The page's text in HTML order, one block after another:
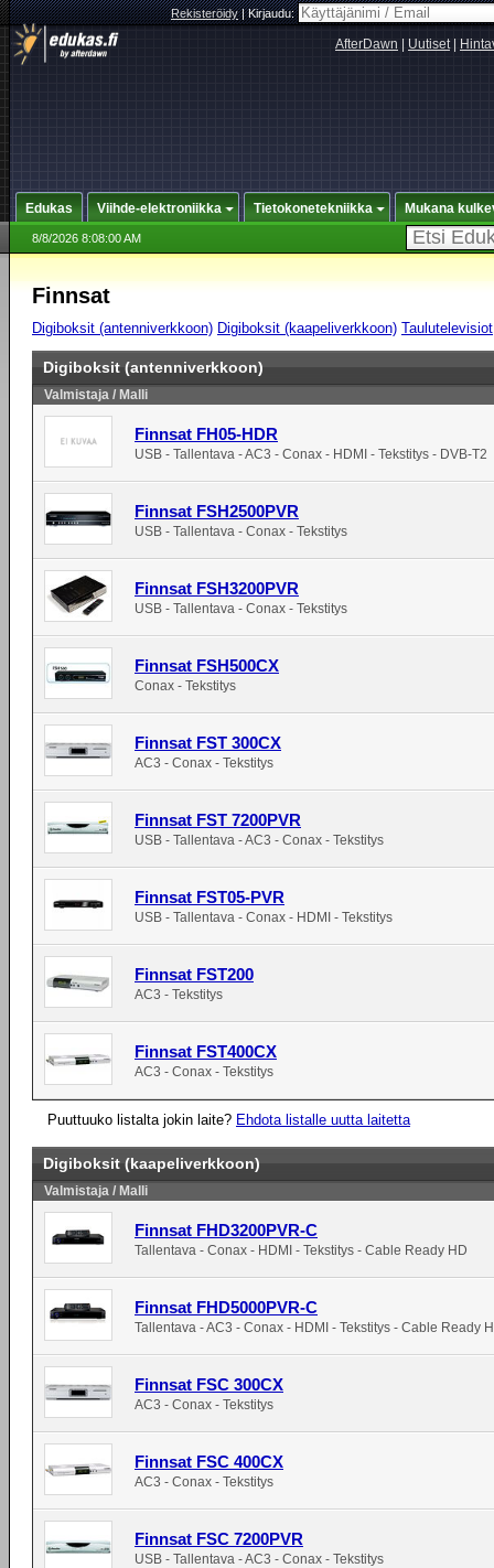
Rekisteröidy|Kirjaudu:
AfterDawn Uutiset|
Edukas Viihde-elektroniikka Tietokonetekniikka Mukana
8/8/2026 8:08:00 AM
Finnsat
Digiboksit (antenniverkkoon) Digiboksit (kaapeliverkkoon) Taulutelevisiot
Digiboksit (antenniverkkoon)
Valmistaja / Malli
Finnsat FH05-HDR
USB - Tallentava - AC3 - Conax - HDMI - Tekstitys - DVB-T2
Finnsat FSH2500PVR
USB - Tallentava - Conax - Tekstitys
Finnsat FSH3200PVR
USB - Tallentava - Conax - Tekstitys
Finnsat FSH500CX
Conax - Tekstitys
Finnsat FST 300CX
AC3 - Conax - Tekstitys
Finnsat FST 7200PVR
USB - Tallentava - AC3 - Conax - Tekstitys
Finnsat FST05-PVR
USB - Tallentava - Conax - HDMI - Tekstitys
Finnsat FST200
AC3 - Tekstitys
Finnsat FST400CX
AC3 - Conax - Tekstitys
Puuttuuko listalta jokin laite? Ehdota listalle uutta laitetta
Digiboksit (kaapeliverkkoon)
Valmistaja / Malli
Finnsat FHD3200PVR-C
Tallentava - Conax - HDMI - Tekstitys - Cable Ready HD
Finnsat FHD5000PVR-C
Tallentava - AC3 - Conax - HDMI - Tekstitys - Cable Ready
Finnsat FSC 300CX
AC3 - Conax - Tekstitys
Finnsat FSC 400CX
AC3 - Conax - Tekstitys
Finnsat FSC 7200PVR
USB - Tallentava - AC3 - Conax - Tekstitys